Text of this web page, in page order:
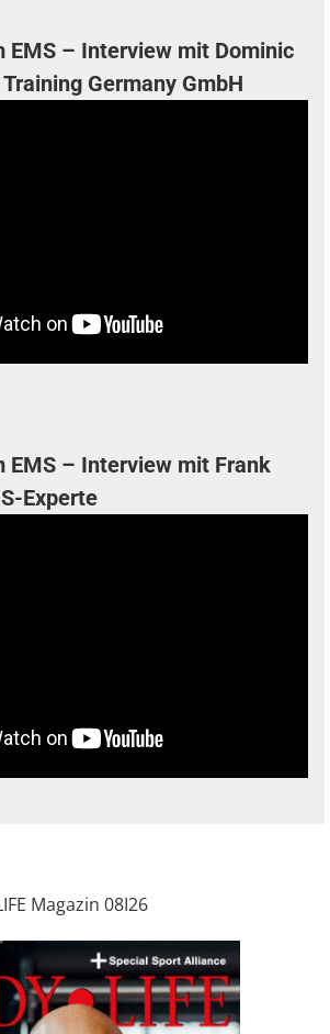
EMS – Interview mit Dominic
Germany GmbH
EMS – Interview mit Frank
Experte
Magazin 08I26